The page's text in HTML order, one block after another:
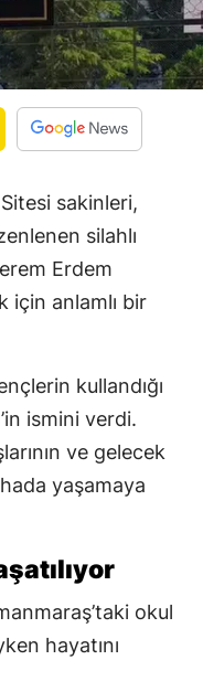
sakinleri,
silahlı
Erdem
için anlamlı bir
kullandığı
ismini verdi.
ve gelecek
yaşamaya
okul
hayatını